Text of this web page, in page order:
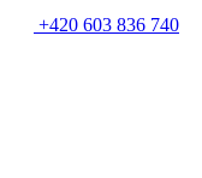
+420 603 836 740